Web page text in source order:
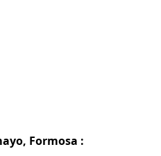
Formosa :